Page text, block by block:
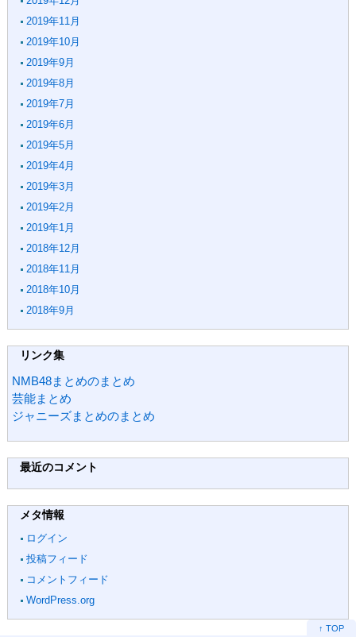
2019年11月
2019年10月
2019年9月
2019年8月
2019年7月
2019年6月
2019年5月
2019年4月
2019年3月
2019年2月
2019年1月
2018年12月
2018年11月
2018年10月
2018年9月
リンク集
NMB48まとめのまとめ
芸能まとめ
ジャニーズまとめのまとめ
最近のコメント
メタ情報
ログイン
投稿フィード
コメントフィード
WordPress.org
↑ TOP